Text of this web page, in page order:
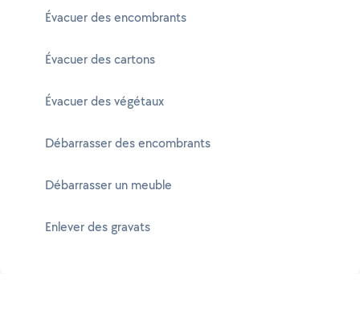
Évacuer des encombrants
Évacuer des cartons
Évacuer des végétaux
Débarrasser des encombrants
Débarrasser un meuble
Enlever des gravats